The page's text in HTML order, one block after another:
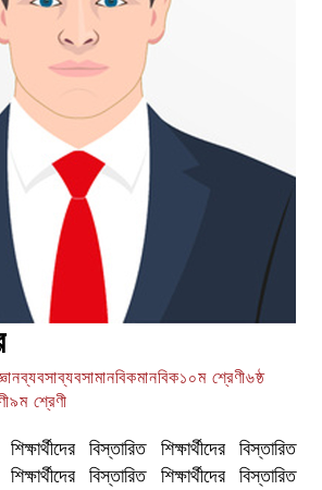
শ্রেণী৬ষ্ঠ
শ্রেণী
বিস্তারিত শিক্ষার্থীদের বিস্তারিত
বিস্তারিত শিক্ষার্থীদের বিস্তারিত